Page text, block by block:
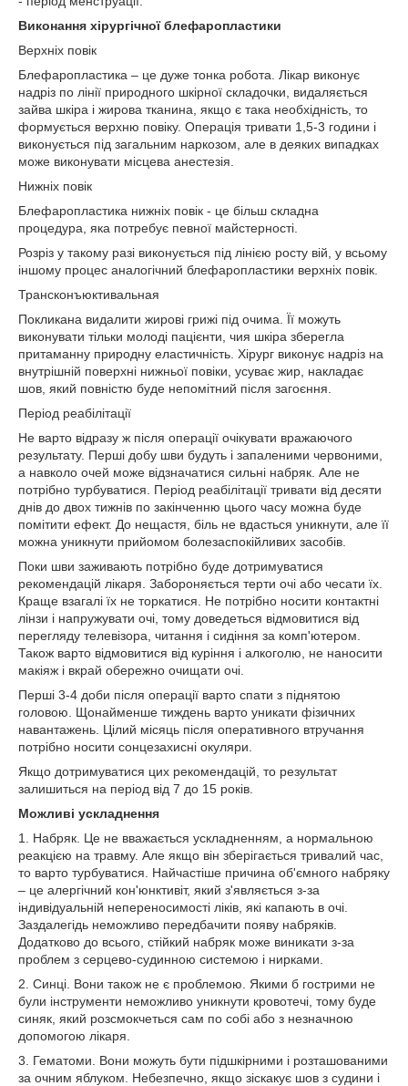
Виконання хірургічної блефаропластики
Верхніх повік
Блефаропластика – це дуже тонка робота. Лікар виконує
надріз по лінії природного шкірної складочки, видаляється
зайва шкіра і жирова тканина, якщо є така необхідність, то
формується верхню повіку. Операція тривати 1,5-3 години і
виконується під загальним наркозом, але в деяких випадках
може виконувати місцева анестезія.
Нижніх повік
Блефаропластика нижніх повік - це більш складна
процедура, яка потребує певної майстерності.
Розріз у такому разі виконується під лінією росту вій, у всьому
іншому процес аналогічний блефаропластики верхніх повік.
Трансконъюктивальная
Покликана видалити жирові грижі під очима. Її можуть
виконувати тільки молоді пацієнти, чия шкіра зберегла
притаманну природну еластичність. Хірург виконує надріз на
внутрішній поверхні нижньої повіки, усуває жир, накладає
шов, який повністю буде непомітний після загоєння.
Період реабілітації
Не варто відразу ж після операції очікувати вражаючого
результату. Перші добу шви будуть і запаленими червоними,
а навколо очей може відзначатися сильні набряк. Але не
потрібно турбуватися. Період реабілітації тривати від десяти
днів до двох тижнів по закінченню цього часу можна буде
помітити ефект. До нещастя, біль не вдасться уникнути, але її
можна уникнути прийомом болезаспокійливих засобів.
Поки шви заживають потрібно буде дотримуватися
рекомендацій лікаря. Забороняється терти очі або чесати їх.
Краще взагалі їх не торкатися. Не потрібно носити контактні
лінзи і напружувати очі, тому доведеться відмовитися від
перегляду телевізора, читання і сидіння за комп'ютером.
Також варто відмовитися від куріння і алкоголю, не наносити
макіяж і вкрай обережно очищати очі.
Перші 3-4 доби після операції варто спати з піднятою
головою. Щонайменше тиждень варто уникати фізичних
навантажень. Цілий місяць після оперативного втручання
потрібно носити сонцезахисні окуляри.
Якщо дотримуватися цих рекомендацій, то результат
залишиться на період від 7 до 15 років.
Можливі ускладнення
1. Набряк. Це не вважається ускладненням, а нормальною
реакцією на травму. Але якщо він зберігається тривалий час,
то варто турбуватися. Найчастіше причина об'ємного набряку
– це алергічний кон'юнктивіт, який з'являється з-за
індивідуальній непереносимості ліків, які капають в очі.
Заздалегідь неможливо передбачити появу набряків.
Додатково до всього, стійкий набряк може виникати з-за
проблем з серцево-судинною системою і нирками.
2. Синці. Вони також не є проблемою. Якими б гострими не
були інструменти неможливо уникнути кровотечі, тому буде
синяк, який розсмокчеться сам по собі або з незначною
допомогою лікаря.
3. Гематоми. Вони можуть бути підшкірними і розташованими
за очним яблуком. Небезпечно, якщо зіскакує шов з судини і